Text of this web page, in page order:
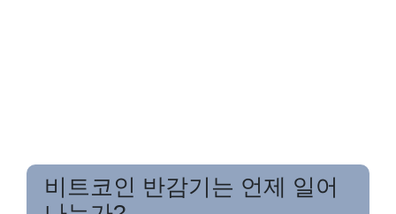
비트코인 반감기는 언제 일어